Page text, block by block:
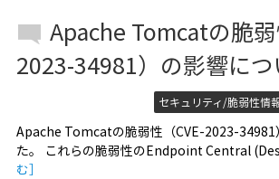
Apache Tomcatの脆弱
2023-34981）の影響につ
セキュリティ/脆弱性情
Apache Tomcatの脆弱性（CVE-2023-34981
た。 これらの脆弱性のEndpoint Central
む］